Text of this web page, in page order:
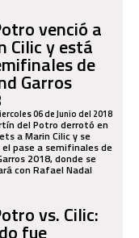
venció a
Cilic y está
de
Garros
06 de Junio del 2018
del Potro derrotó en
a Marin Cilic y se
pase a semifinales de
2018, donde se
con Rafael Nadal
vs. Cilic:
fue